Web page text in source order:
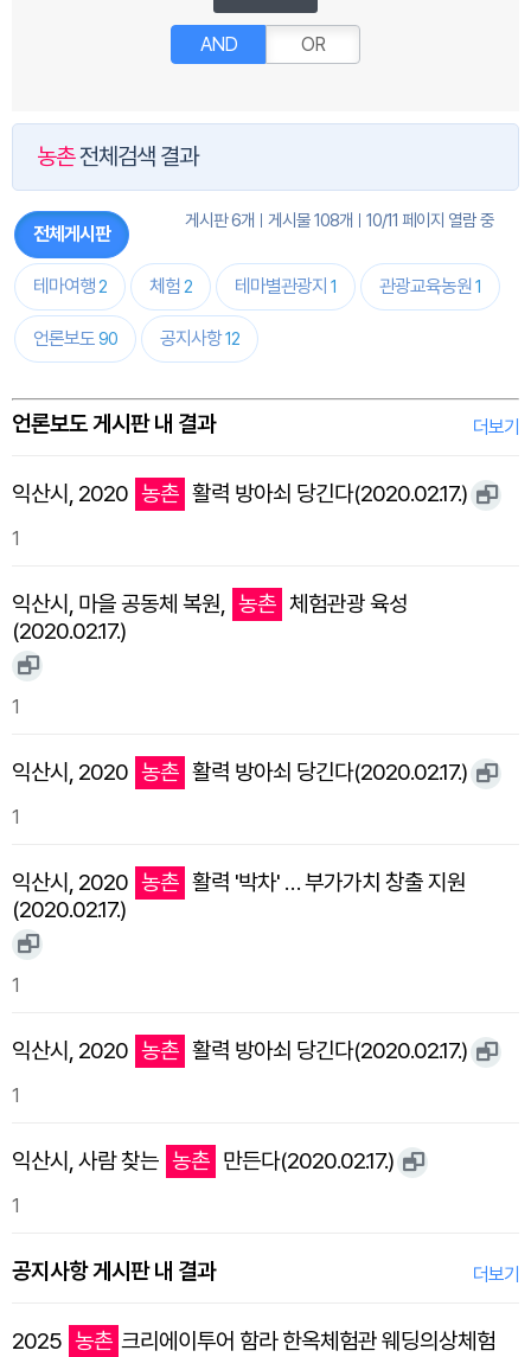
AND OR
농촌전체검색 결과
게시판 6개 게시물 108개 10/11 페이지 열람 중
전체게시판
테마여행 2 체험 2 테마별관광지 1 관광교육농원1
언론보도90 공지사항12
언론보도 게시판 내 결과 더보기
익산시, 2020 농촌 활력 방아쇠 당긴다(2020.02.17.)
1
익산시, 마을 공동체 복원, 농촌 체험관광 육성
(2020.02.17.)
1
익산시, 2020 농촌 활력 방아쇠 당긴다(2020.02.17.)
1
익산시, 2020 농촌 활력 '박차' … 부가가치 창출 지원
(2020.02.17.)
1
익산시, 2020 농촌 활력 방아쇠 당긴다(2020.02.17.)
1
익산시, 사람 찾는 농촌 만든다(2020.02.17.)
1
공지사항 게시판 내 결과 더보기
2025 농촌 크리에이투어 함라 한옥체험관 웨딩의상체험